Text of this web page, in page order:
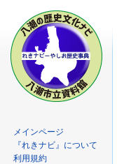
メインページ
『れきナビ』について
利用規約